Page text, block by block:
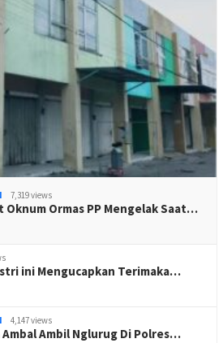
7,319 views
Oknum Ormas PP Mengelak Saat…
ini Mengucapkan Terimaka…
4,147 views
Ambal Ambil Nglurug Di Polres…